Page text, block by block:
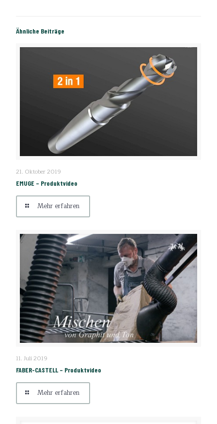
Ähnliche Beiträge
21. Oktober 2019
EMUGE – Produktvideo
Mehr erfahren
11. Juli 2019
FABER-CASTELL – Produktvideo
Mehr erfahren